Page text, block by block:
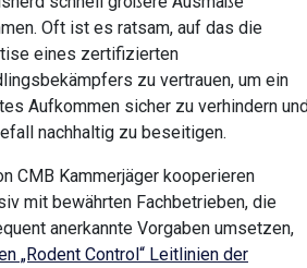
Oft ist es ratsam, auf das die
eines zertifizierten
zu vertrauen, um ein
Aufkommen sicher zu verhindern
nachhaltig zu beseitigen.
CMB Kammerjäger kooperieren
mit bewährten Fachbetrieben, die
anerkannte Vorgaben umsetzen,
„Rodent Control“ Leitlinien der